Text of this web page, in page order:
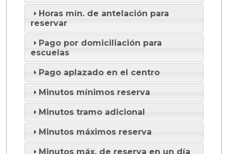
Horas mín. de antelación para
reservar
Pago por domiciliación para
escuelas
Pago aplazado en el centro
Minutos mínimos reserva
Minutos tramo adicional
Minutos máximos reserva
Minutos máx. de reserva en un día